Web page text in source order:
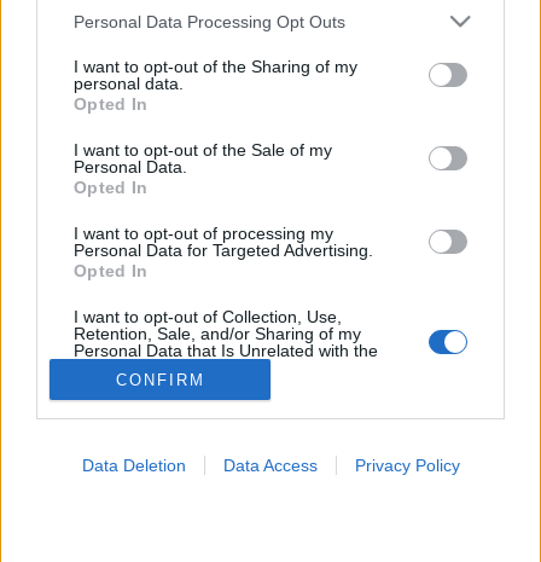
Please note that this website/app uses one or more Google
not limited to your visit or usage behaviour. You may click to
grant or deny consent to Google and its third-party tags to
use your data for below specified purposes in below Google
consent section.
Personal Data Processing Opt Outs
I want to opt-out of the Sharing of my
personal data.
Opted In
I want to opt-out of the Sale of my
Personal Data.
Opted In
I want to opt-out of processing my
Personal Data for Targeted Advertising.
Opted In
I want to opt-out of Collection, Use,
Retention, Sale, and/or Sharing of my
Personal Data that Is Unrelated with the
Purposes for which it was collected.
Opted Out
CONFIRM
Data Deletion Data Access Privacy Policy
2026. május 24. 18:24